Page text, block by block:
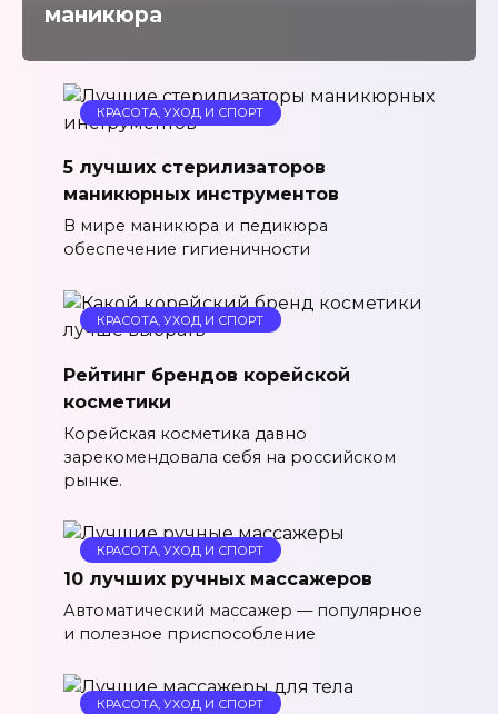
маникюра
КРАСОТА, УХОД И СПОРТ
5 лучших стерилизаторов
маникюрных инструментов
В мире маникюра и педикюра
обеспечение гигиеничности
КРАСОТА, УХОД И СПОРТ
Рейтинг брендов корейской
косметики
Корейская косметика давно
зарекомендовала себя на российском
рынке.
КРАСОТА, УХОД И СПОРТ
10 лучших ручных массажеров
Автоматический массажер — популярное
и полезное приспособление
КРАСОТА, УХОД И СПОРТ